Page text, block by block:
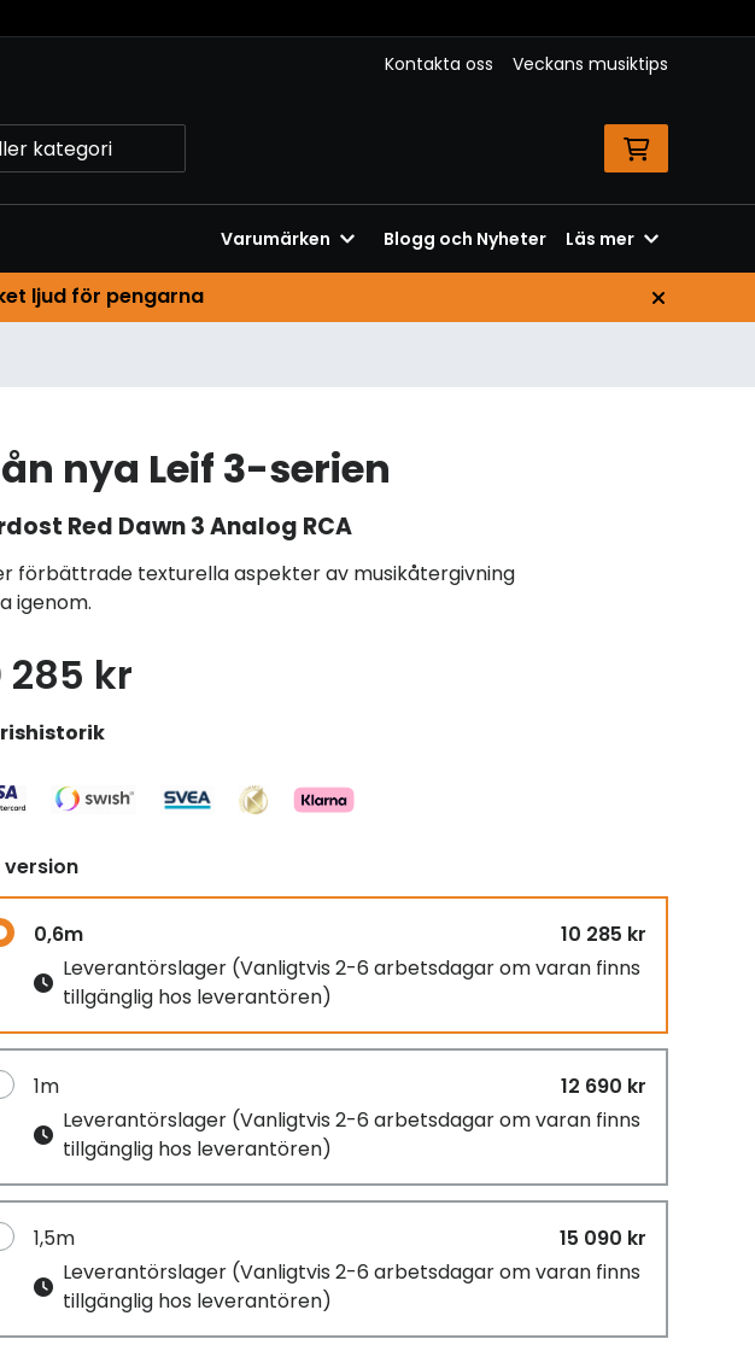
Kontakta oss Veckans musiktips
Varumärken Blogg och Nyheter Läs mer
ljud för pengarna
nya Leif 3-serien
Red Dawn 3 Analog RCA
förbättrade texturella aspekter av musikåtergivning
igenom.
285 kr
version
0,6m
10 285 kr
Leverantörslager (Vanligtvis 2-6 arbetsdagar om varan finns
tillgänglig hos leverantören)
1m
12 690 kr
Leverantörslager (Vanligtvis 2-6 arbetsdagar om varan finns
tillgänglig hos leverantören)
1,5m
15 090 kr
Leverantörslager (Vanligtvis 2-6 arbetsdagar om varan finns
tillgänglig hos leverantören)